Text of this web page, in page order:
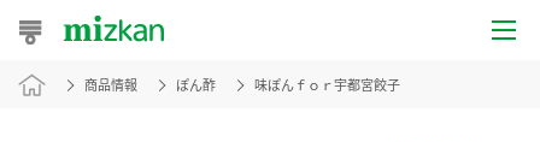
おうちレシピ
商品情報 ぽん酢 味ぽんｆｏｒ宇都宮餃子